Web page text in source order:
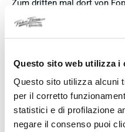
Questo sito web utilizza i
Questo sito utilizza alcuni
per il corretto
statistici e di profilazione
negare il consenso puoi
Zum dritten mal dort von
Service, tolle Preise! Ich
weiterempfehlen. Einfach
5 Giorni Fa
Ich bin insgesamt mit
neu, original und